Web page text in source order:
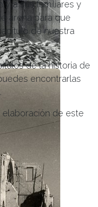
y a sus familiares y
arena para que
de nuestra
de la historia de
encontrarlas
.
elaboración de este